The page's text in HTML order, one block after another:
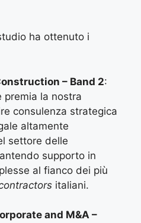
ha ottenuto i
– Band 2:
premia la nostra
consulenza strategica
altamente
settore delle
supporto in
al fianco dei più
italiani.
and M&A –